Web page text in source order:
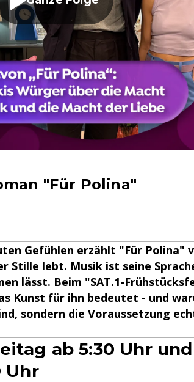
"Für Polina"
Gefühlen erzählt "Für Polina"
Stille lebt. Musik ist seine
lässt. Beim "SAT.1-
Kunst für ihn bedeutet - und
sondern die Voraussetzung
ab 5:30 Uhr
Uhr